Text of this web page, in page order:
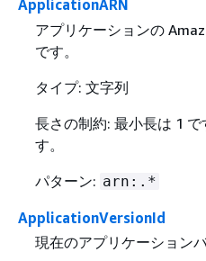
ApplicationARN
アプリケーションの
です。
タイプ: 文字列
長さの制約: 最小長は 1
す。
パターン: arn:.*
ApplicationVersionId
現在のアプリケーションバ